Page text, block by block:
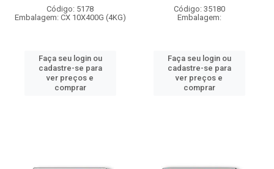
Código: 5178
Embalagem: CX 10X400G (4KG)
Faça seu login ou
cadastre-se para
ver preços e
comprar
Código: 35180
Embalagem:
Faça seu login ou
cadastre-se para
ver preços e
comprar